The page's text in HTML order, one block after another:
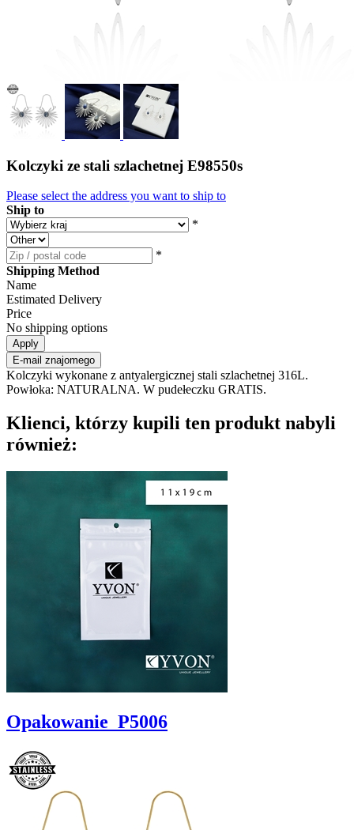
Kolczyki ze stali szlachetnej E98550s
Please select the address you want to ship to
Ship to
*
*
Shipping Method
Name
Estimated Delivery
Price
No shipping options
Apply
E-mail znajomego
Kolczyki wykonane z antyalergicznej stali szlachetnej 316L.
Powłoka: NATURALNA. W pudełeczku GRATIS.
Klienci, którzy kupili ten produkt nabyli
również:
Opakowanie_P5006